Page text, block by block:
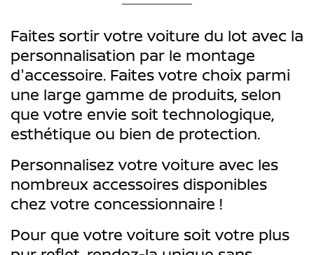
Faites sortir votre voiture du lot avec la
personnalisation par le montage
d'accessoire. Faites votre choix parmi
une large gamme de produits, selon
que votre envie soit technologique,
esthétique ou bien de protection.
Personnalisez votre voiture avec les
nombreux accessoires disponibles
chez votre concessionnaire !
Pour que votre voiture soit votre plus